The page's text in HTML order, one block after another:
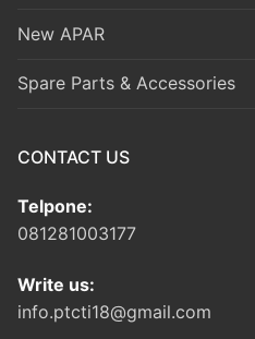
New APAR
Spare Parts & Accessories
CONTACT US
Telpone:
081281003177
Write us:
info.ptcti18@gmail.com